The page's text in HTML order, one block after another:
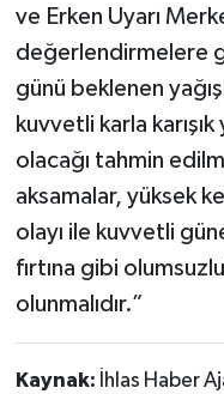
ve Erken Uyarı
değerlendirmelere
günü beklenen
kuvvetli karla
olacağı tahmin
aksamalar, yüksek
olayı ile kuvvetli
fırtına gibi
olunmalıdır.”
Kaynak: İhlas Haber
Yaşam